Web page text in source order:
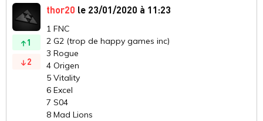
1
2
thor20 le 23/01/2020 à 11:23
1 FNC
2 G2 (trop de happy games inc)
3 Rogue
4 Origen
5 Vitality
6 Excel
7 S04
8 Mad Lions